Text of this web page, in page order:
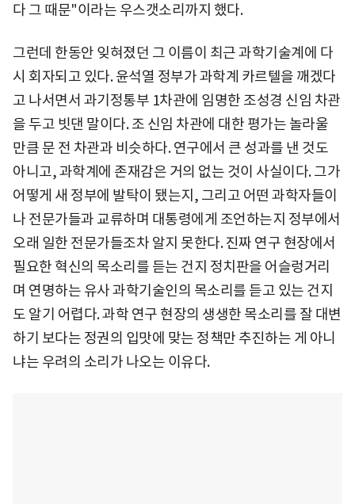
다 그 때문"이라는 우스갯소리까지 했다.
그런데 한동안 잊혀졌던 그 이름이 최근 과학기술계에 다
시 회자되고 있다. 윤석열 정부가 과학계 카르텔을 깨겠다
고 나서면서 과기정통부 1차관에 임명한 조성경 신임 차관
을 두고 빗댄 말이다. 조 신임 차관에 대한 평가는 놀라울
만큼 문 전 차관과 비슷하다. 연구에서 큰 성과를 낸 것도
아니고, 과학계에 존재감은 거의 없는 것이 사실이다. 그가
어떻게 새 정부에 발탁이 됐는지, 그리고 어떤 과학자들이
나 전문가들과 교류하며 대통령에게 조언하는지 정부에서
오래 일한 전문가들조차 알지 못한다. 진짜 연구 현장에서
필요한 혁신의 목소리를 듣는 건지 정치판을 어슬렁거리
며 연명하는 유사 과학기술인의 목소리를 듣고 있는 건지
도 알기 어렵다. 과학 연구 현장의 생생한 목소리를 잘 대변
하기 보다는 정권의 입맛에 맞는 정책만 추진하는 게 아니
냐는 우려의 소리가 나오는 이유다.